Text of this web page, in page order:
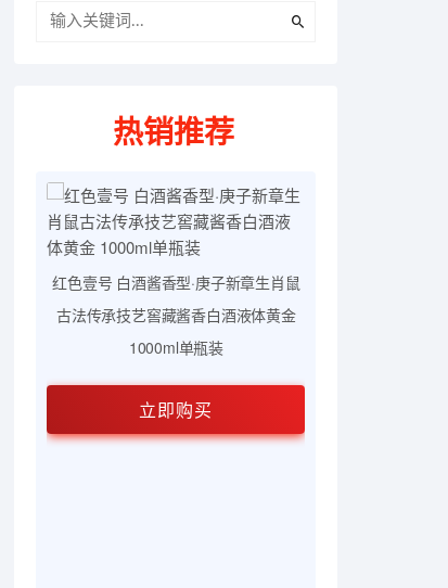
热销推荐
红色壹号 白酒酱香型·国品品鉴古法传
承技艺窖藏酱香白酒液体黄金 12瓶整
箱装
立即购买